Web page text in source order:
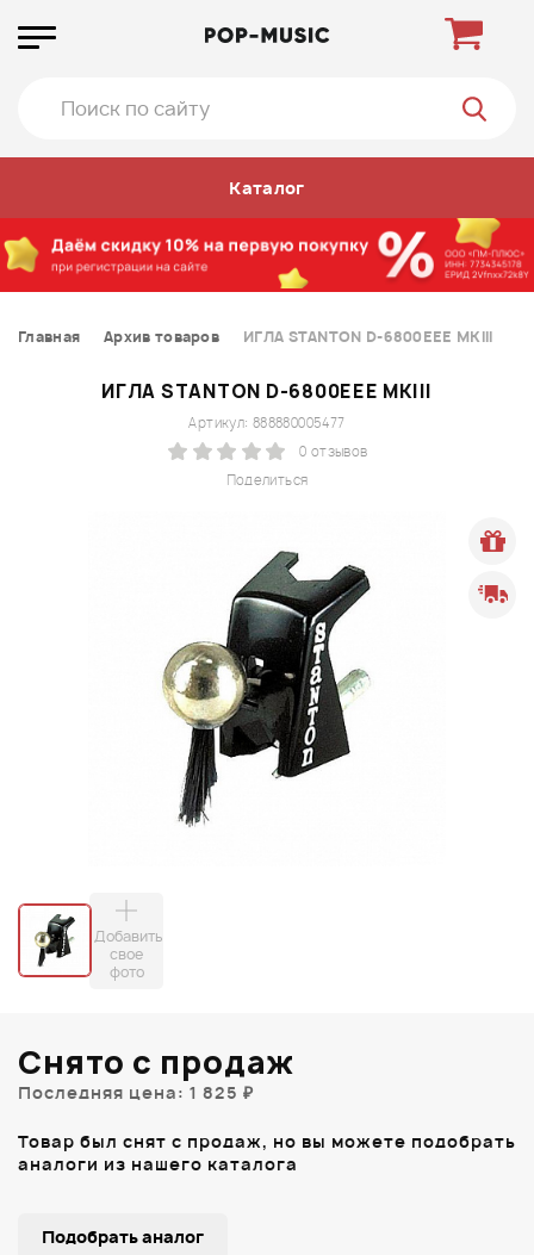
Каталог
Главная Архив товаров ИГЛА STANTON D-6800EEE MKIII
ИГЛА STANTON D-6800EEE MKIII
Поделиться
Артикул: 888880005477
0 отзывов
Добавить
свое
фото
Снято с продаж
Последняя цена: 1 825 ₽
Товар был снят с продаж, но вы можете подобрать
аналоги из нашего каталога
Подобрать аналог